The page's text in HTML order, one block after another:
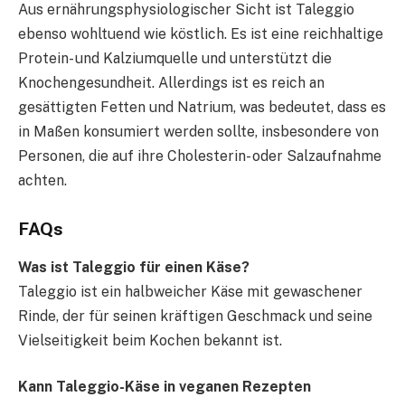
Aus ernährungsphysiologischer Sicht ist Taleggio
ebenso wohltuend wie köstlich. Es ist eine reichhaltige
Protein- und Kalziumquelle und unterstützt die
Knochengesundheit. Allerdings ist es reich an
gesättigten Fetten und Natrium, was bedeutet, dass es
in Maßen konsumiert werden sollte, insbesondere von
Personen, die auf ihre Cholesterin- oder Salzaufnahme
achten.
FAQs
Was ist Taleggio für einen Käse?
Taleggio ist ein halbweicher Käse mit gewaschener
Rinde, der für seinen kräftigen Geschmack und seine
Vielseitigkeit beim Kochen bekannt ist.
Kann Taleggio-Käse in veganen Rezepten